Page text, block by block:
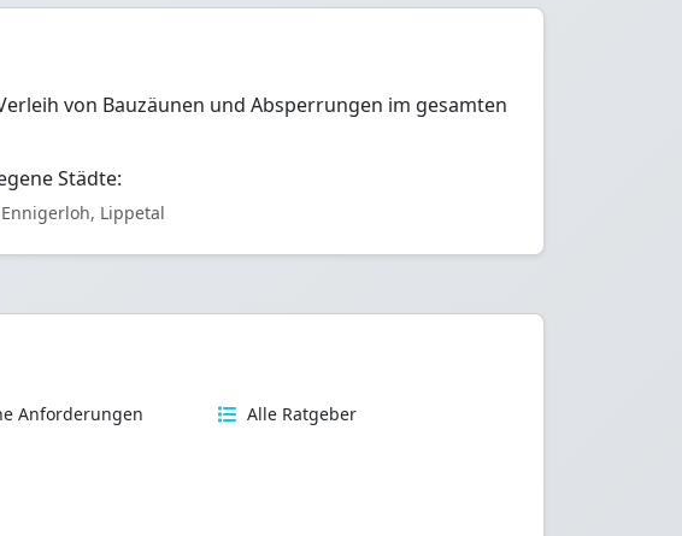
von Bauzäunen und Absperrungen im gesamten
Städte:
Lippetal
Anforderungen Alle Ratgeber